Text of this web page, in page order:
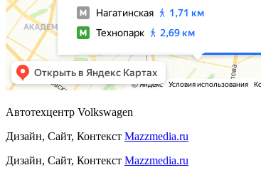
Автотехцентр Volkswagen
Дизайн, Сайт, Контекст Mazzmedia.ru
Дизайн, Сайт, Контекст Mazzmedia.ru